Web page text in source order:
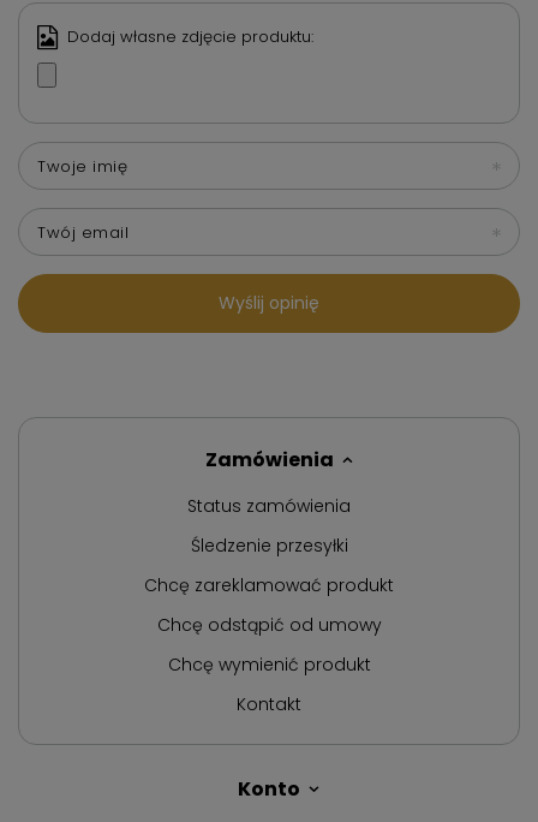
Dodaj własne zdjęcie produktu:
Twoje imię
Twój email
Wyślij opinię
Zamówienia
Status zamówienia
Śledzenie przesyłki
Chcę zareklamować produkt
Chcę odstąpić od umowy
Chcę wymienić produkt
Kontakt
Konto